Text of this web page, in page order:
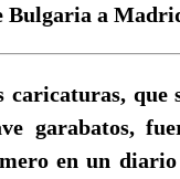
Bulgaria a
caricaturas, que
garabatos,
en un diario